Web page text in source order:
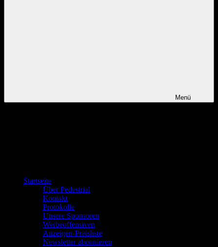
Menü
Startseite
Über Pedestrial
Kontakt
Protokolle
Unsere Sponsoren
Werbeoffensiven
Anzeigen-Preisliste
Newsletter abonnieren